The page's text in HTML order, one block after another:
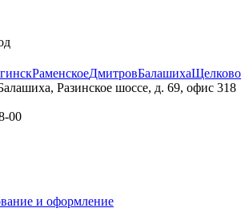
РаменскоеДмитровБалашихаЩелково
Разинское шоссе, д. 69, офис 318
00
и оформление